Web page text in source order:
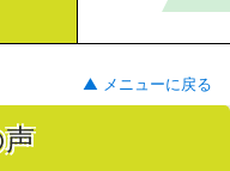
▲ メニューに戻る